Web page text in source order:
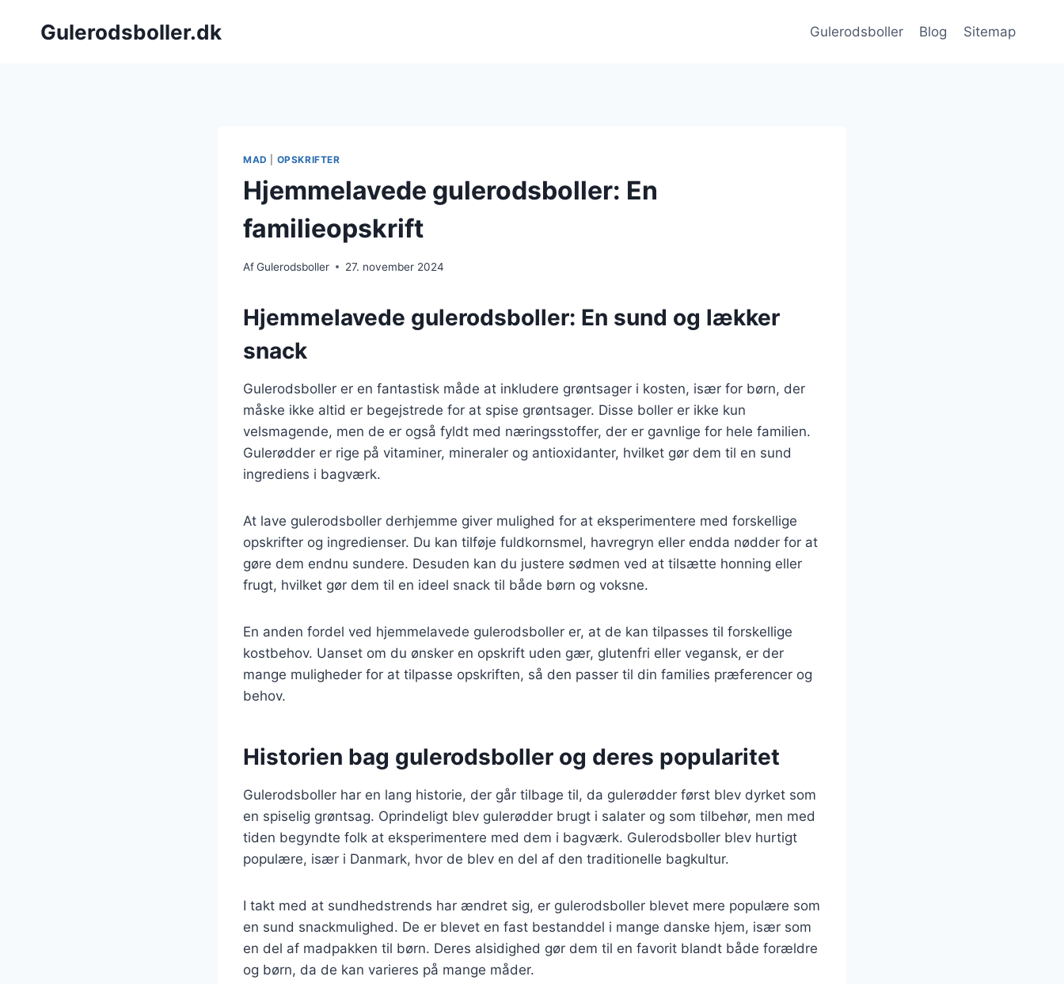
Gulerodsboller.dk Gulerodsboller Blog Sitemap
MAD OPSKRIFTER
Hjemmelavede gulerodsboller: En
familieopskrift
AfGulerodsboller 27. november 2024
Hjemmelavede gulerodsboller: En sund og lækker
snack
Gulerodsboller er en fantastisk måde at inkludere grøntsager i kosten, især for børn, der
måske ikke altid er begejstrede for at spise grøntsager. Disse boller er ikke kun
velsmagende, men de er også fyldt med næringsstoffer, der er gavnlige for hele familien.
Gulerødder er rige på vitaminer, mineraler og antioxidanter, hvilket gør dem til en sund
ingrediens i bagværk.
At lave gulerodsboller derhjemme giver mulighed for at eksperimentere med forskellige
opskrifter og ingredienser. Du kan tilføje fuldkornsmel, havregryn eller endda nødder for at
gøre dem endnu sundere. Desuden kan du justere sødmen ved at tilsætte honning eller
frugt, hvilket gør dem til en ideel snack til både børn og voksne.
En anden fordel ved hjemmelavede gulerodsboller er, at de kan tilpasses til forskellige
kostbehov. Uanset om du ønsker en opskrift uden gær, glutenfri eller vegansk, er der
mange muligheder for at tilpasse opskriften, så den passer til din families præferencer og
behov.
Historien bag gulerodsboller og deres popularitet
Gulerodsboller har en lang historie, der går tilbage til, da gulerødder først blev dyrket som
en spiselig grøntsag. Oprindeligt blev gulerødder brugt i salater og som tilbehør, men med
tiden begyndte folk at eksperimentere med dem i bagværk. Gulerodsboller blev hurtigt
populære, især i Danmark, hvor de blev en del af den traditionelle bagkultur.
I takt med at sundhedstrends har ændret sig, er gulerodsboller blevet mere populære som
en sund snackmulighed. De er blevet en fast bestanddel i mange danske hjem, især som
en del af madpakken til børn. Deres alsidighed gør dem til en favorit blandt både forældre
og børn, da de kan varieres på mange måder.